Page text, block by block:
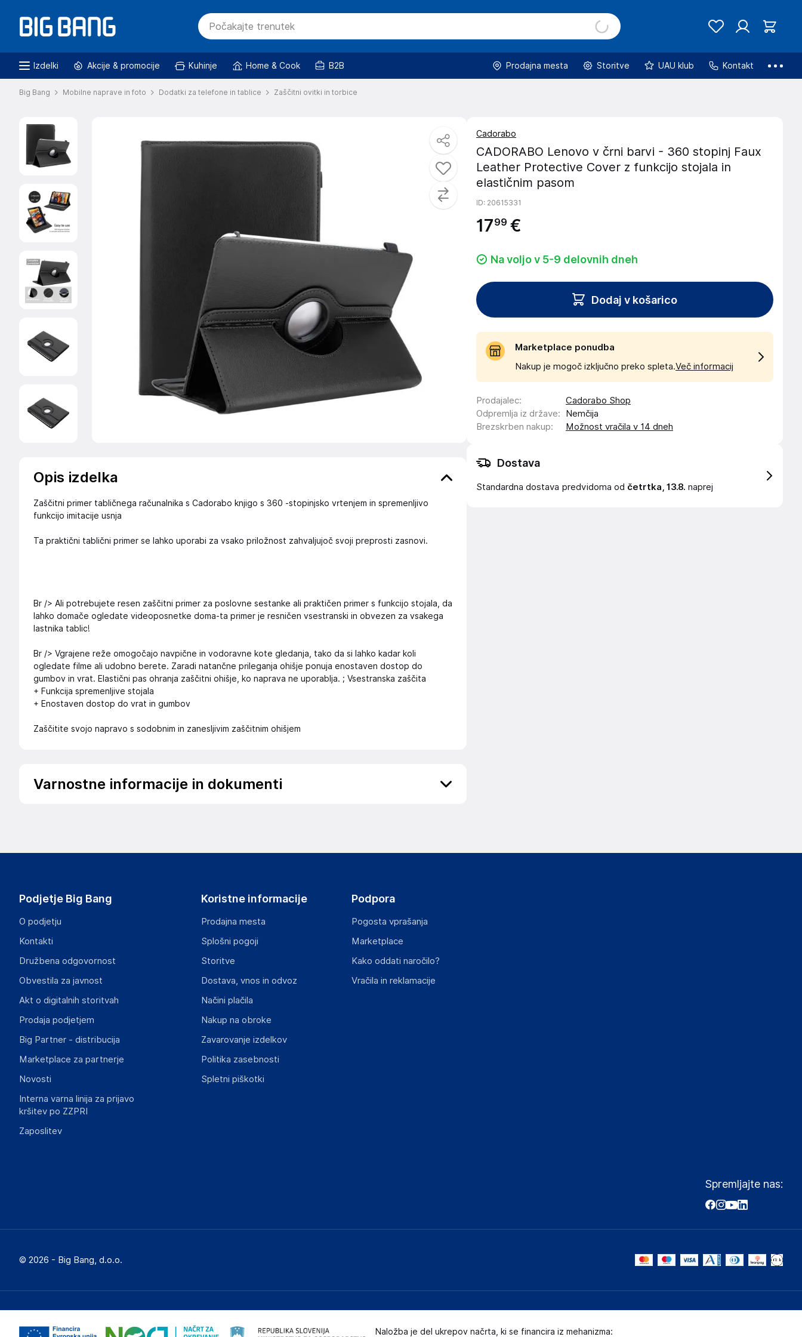
Izdelki Akcije & promocije Kuhinje Home & Cook B2B Prodajna mesta Storitve UAU klub Kontakt
Big Bang Mobilne naprave in foto Dodatki za telefone in tablice Zaščitni ovitki in torbice
Opis izdelka
Zaščitni primer tabličnega računalnika s Cadorabo knjigo s 360 -stopinjsko vrtenjem in spremenljivo
funkcijo imitacije usnja
Ta praktični tablični primer se lahko uporabi za vsako priložnost zahvaljujoč svoji preprosti zasnovi.
Br /> Ali potrebujete resen zaščitni primer za poslovne sestanke ali praktičen primer s funkcijo stojala, da
lahko domače ogledate videoposnetke doma-ta primer je resničen vsestranski in obvezen za vsakega
lastnika tablic!
Br /> Vgrajene reže omogočajo navpične in vodoravne kote gledanja, tako da si lahko kadar koli
ogledate filme ali udobno berete. Zaradi natančne prileganja ohišje ponuja enostaven dostop do
gumbov in vrat. Elastični pas ohranja zaščitni ohišje, ko naprava ne uporablja. ; Vsestranska zaščita
+ Funkcija spremenljive stojala
+ Enostaven dostop do vrat in gumbov
Zaščitite svojo napravo s sodobnim in zanesljivim zaščitnim ohišjem
Varnostne informacije in dokumenti
Slike o varnosti izdelka vsebujejo opozorila na embalaži izdelka in lahko vključujejo ključne varnostne
Produktni dokumenti z opozorili ter varnostnimi in drugimi ključnimi informacijami, povezanimi z določenim
izdelkom.
Cadorabo
CADORABO Lenovo v črni barvi - 360 stopinj Faux
Leather Protective Cover z funkcijo stojala in
elastičnim pasom
ID: 20615331
1799 €
Na voljo v 5-9 delovnih dneh
Dodaj v košarico
Marketplace ponudba
Nakup je mogoč izključno preko spleta.Več informacij
Prodajalec:
Cadorabo Shop
Odpremlja iz države:
Nemčija
Brezskrben nakup: Možnost vračila v 14 dneh
Dostava
Standardna dostava predvidoma od četrtka, 13.8. naprej
Podjetje Big Bang
O podjetju
Kontakti
Družbena odgovornost
Obvestila za javnost
Akt o digitalnih storitvah
Prodaja podjetjem
Big Partner - distribucija
Marketplace za partnerje
Novosti
Interna varna linija za prijavo
kršitev po ZZPRI
Zaposlitev
Koristne informacije
Prodajna mesta
Splošni pogoji
Storitve
Dostava, vnos in odvoz
Načini plačila
Nakup na obroke
Zavarovanje izdelkov
Politika zasebnosti
Spletni piškotki
Podpora
Pogosta vprašanja
Marketplace
Kako oddati naročilo?
Vračila in reklamacije
Spremljajte nas:
© 2026 - Big Bang, d.o.o.
Naložba je del ukrepov načrta, ki se financira iz mehanizma: